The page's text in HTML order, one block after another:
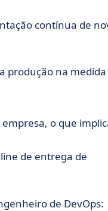
contínua de
produção na
o que
de entrega de
de DevOps: